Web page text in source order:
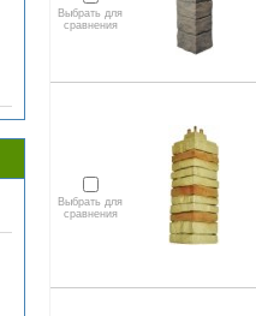
Выбрать для
сравнения
Выбрать для
сравнения